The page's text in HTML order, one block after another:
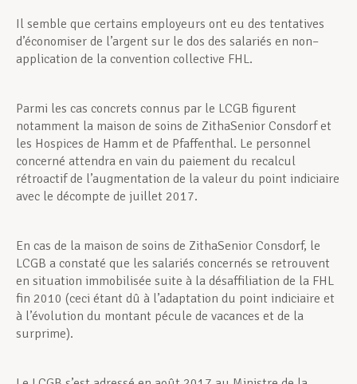
Il semble que certains employeurs ont eu des tentatives
d’économiser de l’argent sur le dos des salariés en non–
application de la convention collective FHL.
Parmi les cas concrets connus par le LCGB figurent
notamment la maison de soins de ZithaSenior Consdorf et
les Hospices de Hamm et de Pfaffenthal. Le personnel
concerné attendra en vain du paiement du recalcul
rétroactif de l’augmentation de la valeur du point indiciaire
avec le décompte de juillet 2017.
En cas de la maison de soins de ZithaSenior Consdorf, le
LCGB a constaté que les salariés concernés se retrouvent
en situation immobilisée suite à la désaffiliation de la FHL
fin 2010 (ceci étant dû à l’adaptation du point indiciaire et
à l’évolution du montant pécule de vacances et de la
surprime).